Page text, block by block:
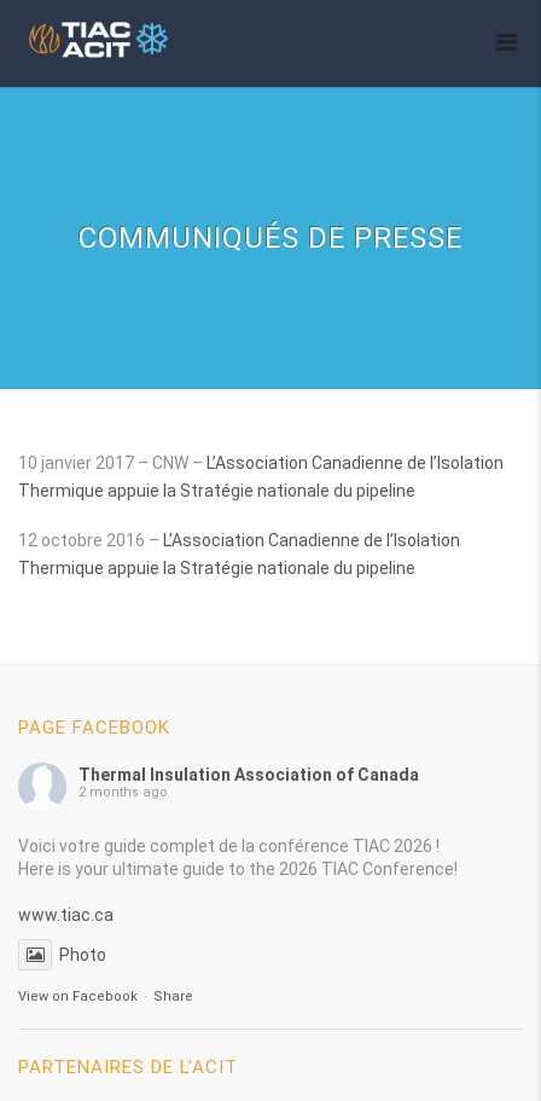
COMMUNIQUÉS DE PRESSE
10 janvier 2017 – CNW – L’Association Canadienne de l’Isolation
Thermique appuie la Stratégie nationale du pipeline
12 octobre 2016 – L’Association Canadienne de l’Isolation
Thermique appuie la Stratégie nationale du pipeline
PAGE FACEBOOK
Thermal Insulation Association of Canada
2 months ago
Voici votre guide complet de la conférence TIAC 2026 !
Here is your ultimate guide to the 2026 TIAC Conference!
www.tiac.ca
Photo
View on Facebook · Share
PARTENAIRES DE L’ACIT